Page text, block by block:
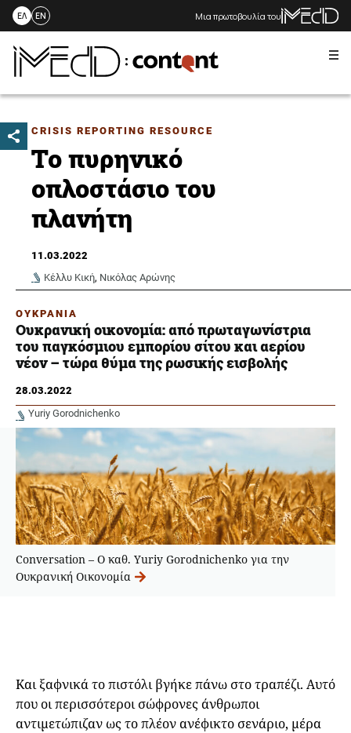
Skip
content
ΕΛ EN Μια πρωτοβουλία του
CRISIS REPORTING RESOURCE
Το πυρηνικό
οπλοστάσιο του
πλανήτη
11.03.2022
Κέλλυ Κική, Νικόλας Αρώνης
ΟΥΚΡΑΝΙΑ
Ουκρανική οικονομία: από πρωταγωνίστρια
του παγκόσμιου εμπορίου σίτου και αερίου
νέον – τώρα θύμα της ρωσικής εισβολής
28.03.2022
Yuriy Gorodnichenko
Conversation – O καθ. Yuriy Gorodnichenko για την
Ουκρανική Οικονομία
Και ξαφνικά το πιστόλι βγήκε πάνω στο τραπέζι. Αυτό
που οι περισσότεροι σώφρονες άνθρωποι
αντιμετώπιζαν ως το πλέον ανέφικτο σενάριο, μέρα